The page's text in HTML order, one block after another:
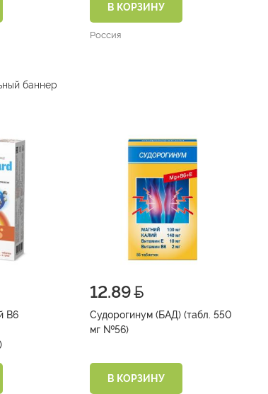
В КОРЗИНУ
Россия
B6
12.89
Судорогинум (БАД) (табл. 550
мг №56)
В КОРЗИНУ